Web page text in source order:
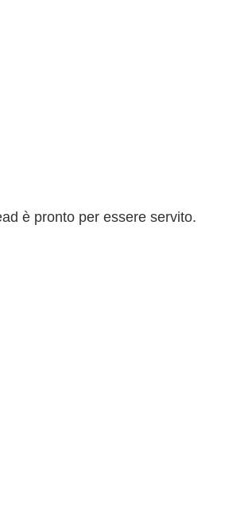
è pronto per essere servito.